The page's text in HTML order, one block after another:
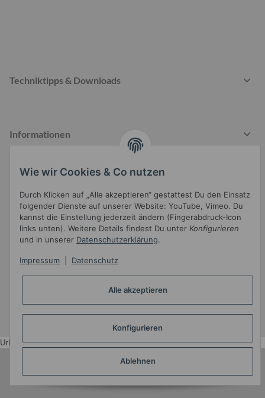
Techniktipps & Downloads
Informationen
Widerrufsbutton
* Alle Preise inkl. gesetzlicher USt.
• JTL5-Template mit
Wie wir Cookies & Co nutzen
Durch Klicken auf „Alle akzeptieren“ gestattest Du den Einsatz
folgender Dienste auf unserer Website: YouTube, Vimeo. Du
kannst die Einstellung jederzeit ändern (Fingerabdruck-Icon
links unten). Weitere Details findest Du unter Konfigurieren
und in unserer Datenschutzerklärung.
Impressum Datenschutz
Alle akzeptieren
Konfigurieren
Ablehnen
Urlaub